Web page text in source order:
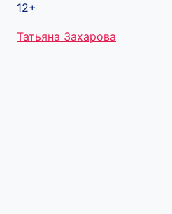
12+
Метки
Татьяна Захарова